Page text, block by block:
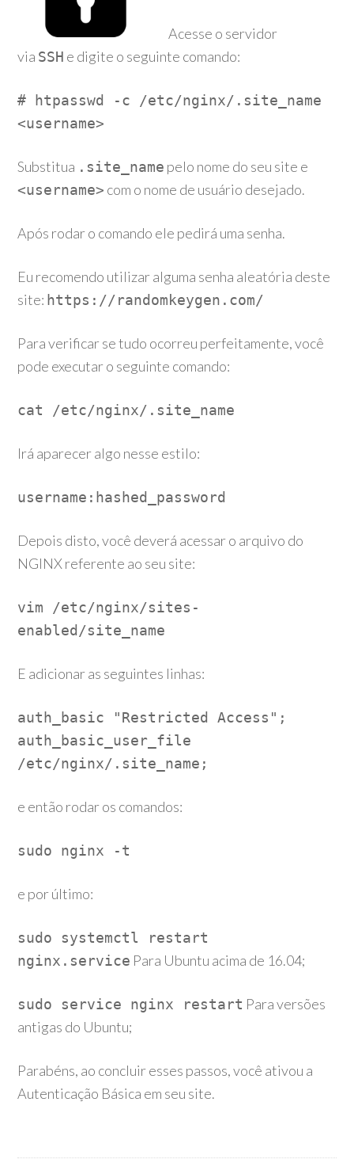
Acesse o servidor
via SSH e digite o seguinte comando:
# htpasswd -c /etc/nginx/.site_name
<username>
Substitua .site_name pelo nome do seu site e
<username> com o nome de usuário desejado.
Após rodar o comando ele pedirá uma senha.
Eu recomendo utilizar alguma senha aleatória deste
site: https://randomkeygen.com/
Para verificar se tudo ocorreu perfeitamente, você
pode executar o seguinte comando:
cat /etc/nginx/.site_name
Irá aparecer algo nesse estilo:
username:hashed_password
Depois disto, você deverá acessar o arquivo do
NGINX referente ao seu site:
vim /etc/nginx/sites-
enabled/site_name
E adicionar as seguintes linhas:
auth_basic "Restricted Access";
auth_basic_user_file
/etc/nginx/.site_name;
e então rodar os comandos:
sudo nginx -t
e por último:
sudo systemctl restart
nginx.service Para Ubuntu acima de 16.04;
sudo service nginx restart Para versões
antigas do Ubuntu;
Parabéns, ao concluir esses passos, você ativou a
Autenticação Básica em seu site.